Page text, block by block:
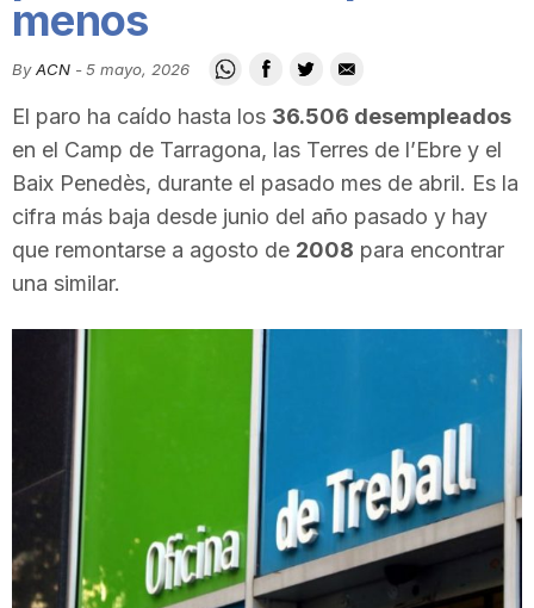
t
a
t
e
T
menos
By ACN -5 mayo, 2026
El paro ha caído hasta los 36.506 desempleados
en el Camp de Tarragona, las Terres de l’Ebre y el
Baix Penedès, durante el pasado mes de abril. Es la
cifra más baja desde junio del año pasado y hay
que remontarse a agosto de 2008 para encontrar
una similar.